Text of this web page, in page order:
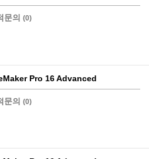
문의 (0)
Pro 16 Advanced
문의 (0)